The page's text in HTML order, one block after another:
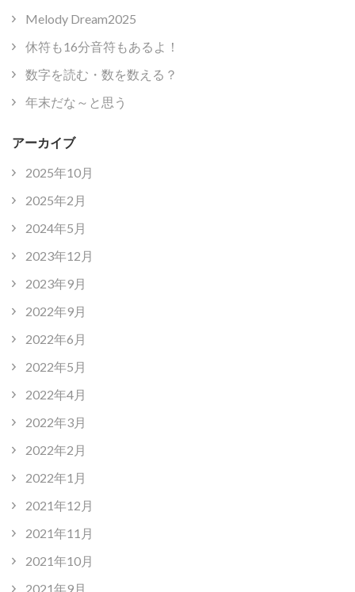
Melody Dream2025
休符も16分音符もあるよ！
数字を読む・数を数える？
年末だな～と思う
アーカイブ
2025年10月
2025年2月
2024年5月
2023年12月
2023年9月
2022年9月
2022年6月
2022年5月
2022年4月
2022年3月
2022年2月
2022年1月
2021年12月
2021年11月
2021年10月
2021年9月